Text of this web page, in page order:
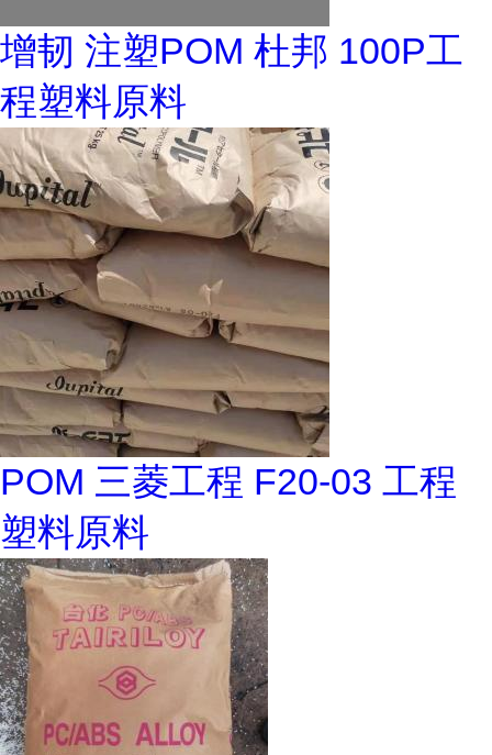
增韧 注塑POM 杜邦 100P工
程塑料原料
POM 三菱工程 F20-03 工程
塑料原料